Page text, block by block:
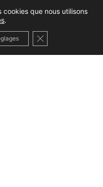
CONTACT
cookies que nous utilisons
.
Fermer la bannière